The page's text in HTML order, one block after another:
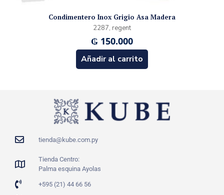
Condimentero Inox Grigio Asa Madera
2287, regent
₲ 150.000
Añadir al carrito
tienda@kube.com.py
Tienda Centro:
Palma esquina Ayolas
+595 (21) 44 66 56